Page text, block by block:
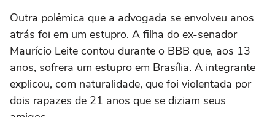
Outra polêmica que a advogada se envolveu anos
atrás foi em um estupro. A filha do ex-senador
Maurício Leite contou durante o BBB que, aos 13
anos, sofrera um estupro em Brasília. A integrante
explicou, com naturalidade, que foi violentada por
dois rapazes de 21 anos que se diziam seus